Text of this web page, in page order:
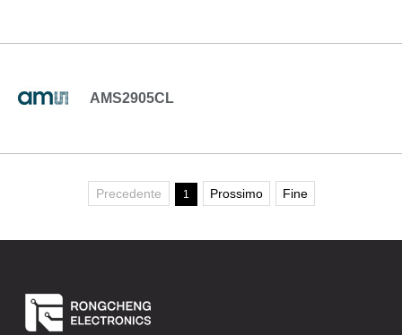
AMS2905CL
Precedente 1 Prossimo Fine